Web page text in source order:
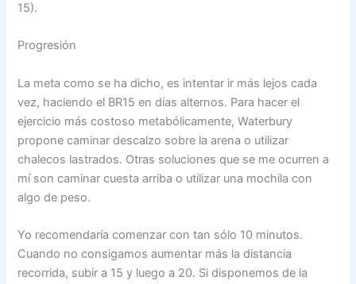
15).
Progresión
La meta como se ha dicho, es intentar ir más lejos cada
vez, haciendo el BR15 en días alternos. Para hacer el
ejercicio más costoso metabólicamente, Waterbury
propone caminar descalzo sobre la arena o utilizar
chalecos lastrados. Otras soluciones que se me ocurren a
mí son caminar cuesta arriba o utilizar una mochila con
algo de peso.
Yo recomendaría comenzar con tan sólo 10 minutos.
Cuando no consigamos aumentar más la distancia
recorrida, subir a 15 y luego a 20. Si disponemos de la